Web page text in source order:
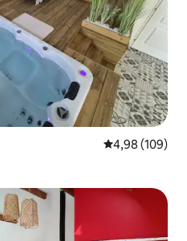
Évaluation
4,98 (109)